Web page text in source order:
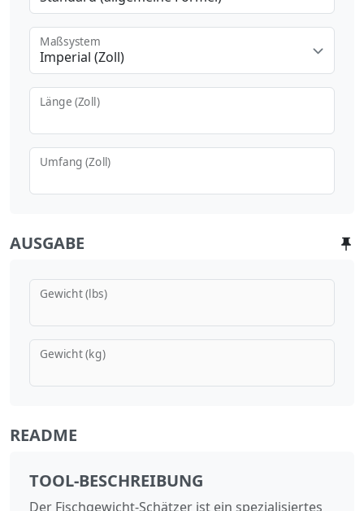
Imperial (Zoll)
Maßsystem
Länge (Zoll)
Umfang (Zoll)
AUSGABE
Gewicht (lbs)
Gewicht (kg)
README
TOOL-BESCHREIBUNG
Der Fischgewicht-Schätzer ist ein spezialisiertes